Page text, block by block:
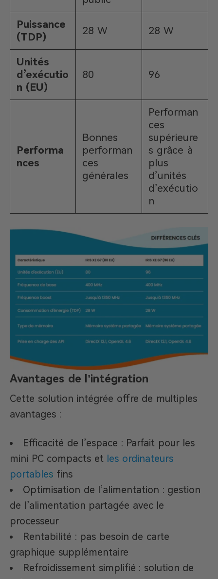
Puissance
(TDP)
28 W 28 W
Unités
d’exécutio
n (EU)
80 96
Performa
nces
Bonnes
performan
ces
générales
Performan
ces
supérieure
s grâce à
plus
d’unités
d’exécutio
n
Avantages de l’intégration
Cette solution intégrée offre de multiples
avantages :
Efficacité de l’espace : Parfait pour les
mini PC compacts et les ordinateurs
portables fins
Optimisation de l’alimentation : gestion
de l’alimentation partagée avec le
processeur
Rentabilité : pas besoin de carte
graphique supplémentaire
Refroidissement simplifié : solution de